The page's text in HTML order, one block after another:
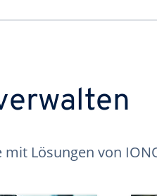
Lösungen von